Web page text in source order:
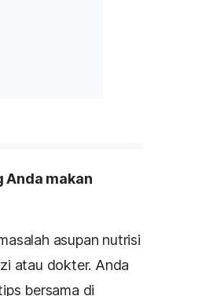
Anda makan
asupan nutrisi
atau dokter. Anda
bersama di